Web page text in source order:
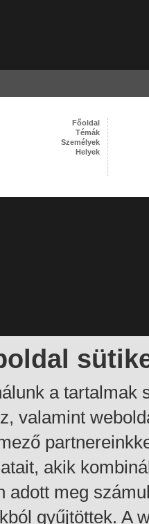
a tartalmak
valamint
akik
adott meg
gyűjtöttek. A
Főoldal
Témák
Személyek
Helyek